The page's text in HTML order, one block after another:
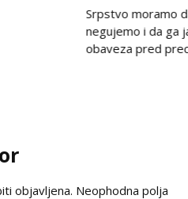
Srpstvo moramo
negujemo i da ga
obaveza pred
objavljena. Neophodna polja